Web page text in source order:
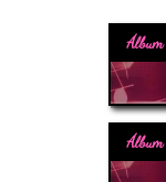
Álbum
Álbum